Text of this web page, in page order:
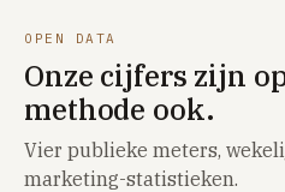
OPEN DATA
Onze cijfers zijn
methode ook.
Vier publieke meters,
marketing-statistieken.